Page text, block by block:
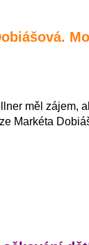
měl zájem,
Markéta